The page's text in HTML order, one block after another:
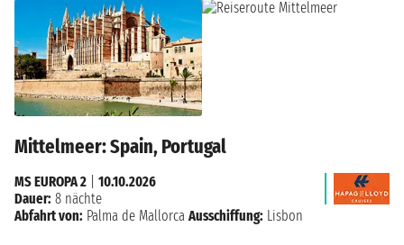
Mittelmeer: Spain, Portugal
MS EUROPA 2
10.10.2026
Dauer: 8 nächte
Abfahrt von: Palma de Mallorca Ausschiffung: Lisbon